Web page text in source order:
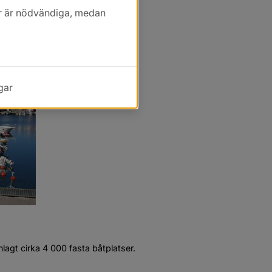
cirka 4 000 fasta båtplatser.
nödvändiga, medan